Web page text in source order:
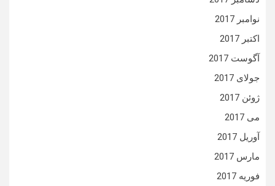
نوامبر 2017
اکتبر 2017
آگوست 2017
جولای 2017
ژوئن 2017
می 2017
آوریل 2017
مارس 2017
فوریه 2017